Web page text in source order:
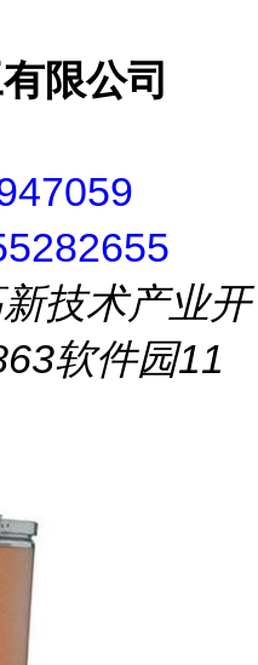
限公司
技术产业开
软件园11